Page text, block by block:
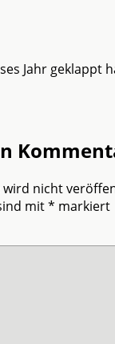
Jahr geklappt
wird nicht
mit* markiert